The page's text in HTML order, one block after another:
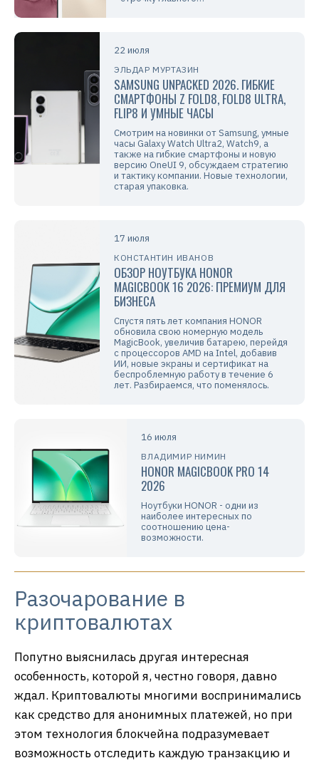
22 июля
ЭЛЬДАР МУРТАЗИН
SAMSUNG UNPACKED 2026. ГИБКИЕ
СМАРТФОНЫ Z FOLD8, FOLD8 ULTRA,
FLIP8 И УМНЫЕ ЧАСЫ
Смотрим на новинки от Samsung, умные
часы Galaxy Watch Ultra2, Watch9, а
также на гибкие смартфоны и новую
версию OneUI 9, обсуждаем стратегию
и тактику компании. Новые технологии,
старая упаковка.
17 июля
КОНСТАНТИН ИВАНОВ
ОБЗОР НОУТБУКА HONOR
MAGICBOOK 16 2026: ПРЕМИУМ ДЛЯ
БИЗНЕСА
Спустя пять лет компания HONOR
обновила свою номерную модель
MagicBook, увеличив батарею, перейдя
с процессоров AMD на Intel, добавив
ИИ, новые экраны и сертификат на
беспроблемную работу в течение 6
лет. Разбираемся, что поменялось.
16 июля
ВЛАДИМИР НИМИН
HONOR MAGICBOOK PRO 14
2026
Ноутбуки HONOR - одни из
наиболее интересных по
соотношению цена-
возможности.
Разочарование в
криптовалютах
Попутно выяснилась другая интересная
особенность, которой я, честно говоря, давно
ждал. Криптовалюты многими воспринимались
как средство для анонимных платежей, но при
этом технология блокчейна подразумевает
возможность отследить каждую транзакцию и